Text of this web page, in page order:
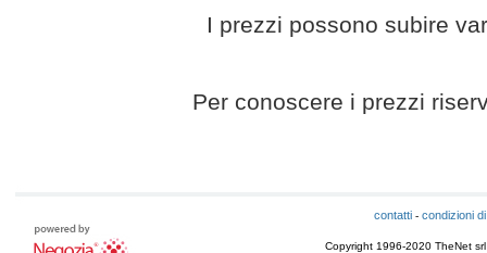
I prezzi possono subire
Per conoscere i prezzi
contatti- condizioni
Copyright 1996-2020 TheNet